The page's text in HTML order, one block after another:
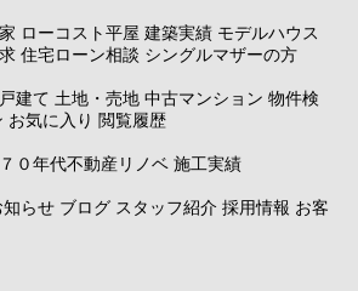
ローコスト平屋 建築実績 モデルハウス
住宅ローン相談 シングルマザーの方
建て 土地・売地 中古マンション 物件検
お気に入り 閲覧履歴
７０年代不動産リノベ 施工実績
知らせ ブログ スタッフ紹介 採用情報 お客